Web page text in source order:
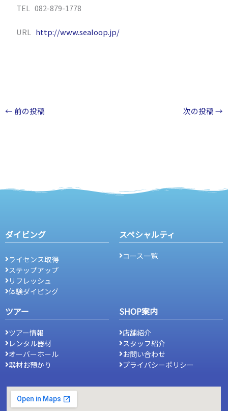
TEL 082-879-1778
URL http://www.sealoop.jp/
← 前の投稿 次の投稿→
ダイビング
ライセンス取得
ステップアップ
リフレッシュ
体験ダイビング
スペシャルティ
コース一覧
ツアー
ツアー情報
レンタル器材
オーバーホール
器材お預かり
SHOP案内
店舗紹介
スタッフ紹介
お問い合わせ
プライバシーポリシー